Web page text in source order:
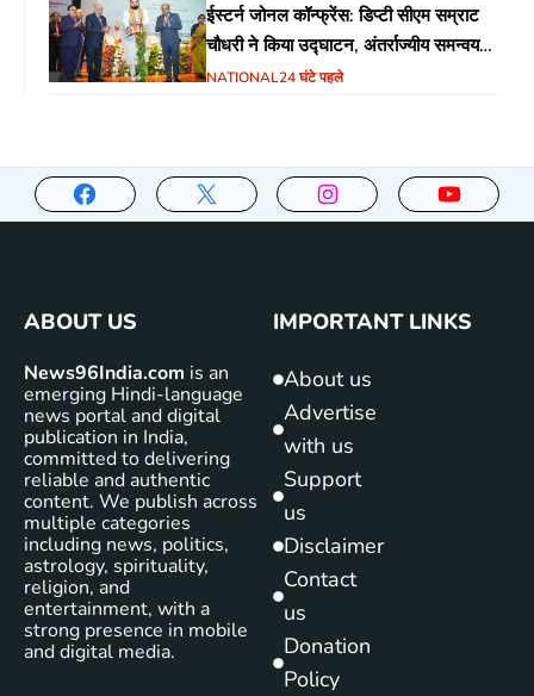
ईस्टर्न जोनल कॉन्फ्रेंस: डिप्टी सीएम सम्राट
चौधरी ने किया उद्घाटन, अंतर्राज्यीय समन्वय
पर जोर
NATIONAL24 घंटे पहले
ABOUT US
News96India.com is an
emerging Hindi-language
news portal and digital
publication in India,
committed to delivering
reliable and authentic
content. We publish across
multiple categories
including news, politics,
astrology, spirituality,
religion, and
entertainment, with a
strong presence in mobile
and digital media.
IMPORTANT LINKS
About us
Advertise
with us
Support
us
Disclaimer
Contact
us
Donation
Policy